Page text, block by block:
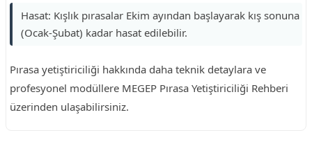
Hasat: Kışlık pırasalar Ekim ayından başlayarak kış sonuna
(Ocak-Şubat) kadar hasat edilebilir.
Pırasa yetiştiriciliği hakkında daha teknik detaylara ve
profesyonel modüllere MEGEP Pırasa Yetiştiriciliği Rehberi
üzerinden ulaşabilirsiniz.